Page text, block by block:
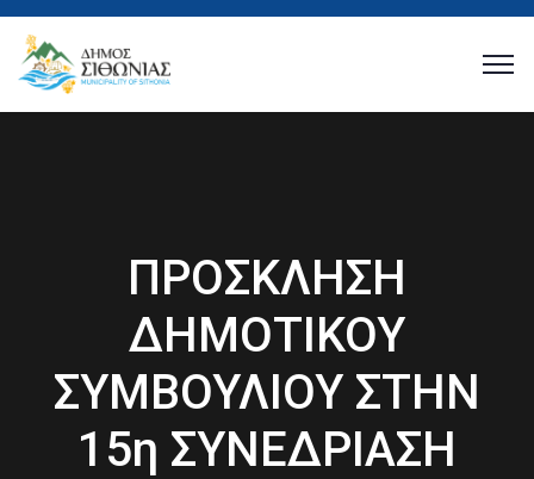
ΠΡΟΣΚΛΗΣΗ
ΔΗΜΟΤΙΚΟΥ
ΣΥΜΒΟΥΛΙΟΥ ΣΤΗΝ
15η ΣΥΝΕΔΡΙΑΣΗ